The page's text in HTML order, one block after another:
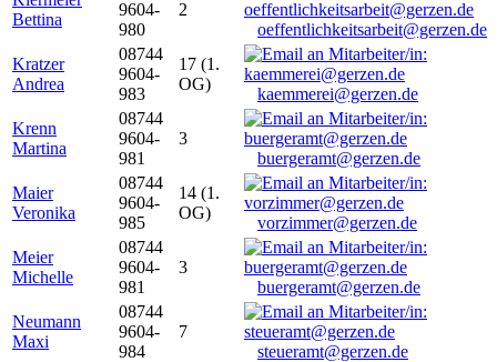
Bettina
9604-
980
2
oeffentlichkeitsarbeit@gerzen.de
Kratzer
Andrea
08744
9604-
983
17 (1.
OG)
kaemmerei@gerzen.de
Krenn
Martina
08744
9604-
981
3
buergeramt@gerzen.de
Maier
Veronika
08744
9604-
985
14 (1.
OG)
vorzimmer@gerzen.de
Meier
Michelle
08744
9604-
981
3
buergeramt@gerzen.de
Neumann
Maxi
08744
9604-
984
7
steueramt@gerzen.de